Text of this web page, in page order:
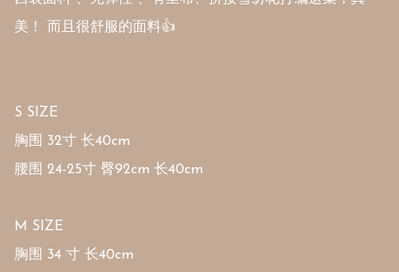
美！ 而且很舒服的面料👍
S SIZE
胸围 32寸 长40cm
腰围 24-25寸 臀92cm 长40cm
M SIZE
胸围 34 寸 长40cm